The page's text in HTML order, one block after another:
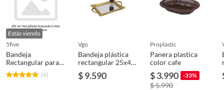
Estás viendo
5five
Bandeja
Rectangular para
Servir de Bambú
44x29 cm 5Five
(6)
vgo
Bandeja plástica
rectangular 25x41
cm. Dorado
Dorado Vgo
$ 9.590
proplastic
Panera plastica
color cafe
$ 3.990 -33%
$ 5.990